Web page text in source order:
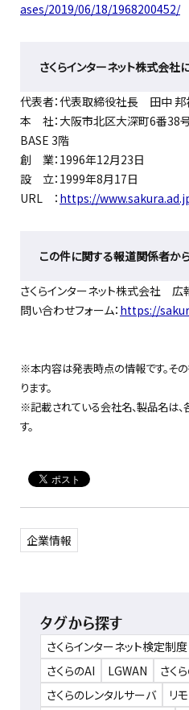
ases/2019/06/18/1968200452/
さくらインターネット株式会社
代表者：代表取締役社長 田中 邦
本 社：⼤阪市北区⼤深町6番38
BASE 3階
創 業：1996年12月23日
設 立：1999年8月17日
URL ： https://
この件に関する報道関係者か
さくらインターネット株式会社 広
問い合わせフォーム： https://
※本内容は発表時点の情報です。そ
ります。
※記載されている会社名、製品名は、
す。
企業情報
タグから探す
さくらインターネット検定制度
さくらのAI
LGWAN
さく
さくらのレンタルサーバ
リ